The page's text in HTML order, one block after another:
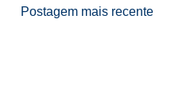
Postagem mais recente